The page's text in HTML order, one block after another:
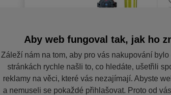
Aby web fungoval tak, jak ho
Záleží nám na tom, aby pro vás nakupování
stránkách rychle našli to, co hledáte, ušetřili
reklamy na věci, které vás nezajímají. Abyste
a nemuseli se pokaždé přihlašovat. Proto od